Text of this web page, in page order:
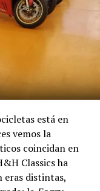
está en
vemos la
coincidan en
Classics ha
eras distintas,